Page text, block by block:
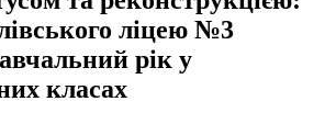
ліцею №3
рік у
класах